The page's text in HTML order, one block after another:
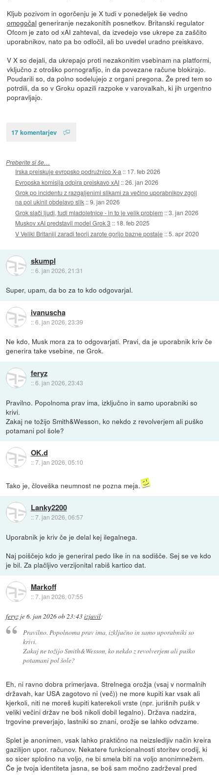
Kljub pozivom in ogorčenju je X tudi v ponedeljek še vedno
omogočal generiranje nezakonitih posnetkov. Britanski regulator
Ofcom je zato od xAI zahteval, da izvedejo vse ukrepe za zaščito
uporabnikov, nato pa bo odločil, ali bo uvedel uradno preiskavo.
V X so dejali, da ukrepajo proti nezakonitim vsebinam na platformi,
vključno z otroško pornografijo, in da povezane račune blokirajo.
Poudarili so, da polno sodelujejo z organi pregona. Že pred tem so
potrdili, da so v Groku opazili razpoke v varovalkah, ki jih urgentno
popravljajo.
17 komentarjev
Preberite si še…
Irska preiskuje evropsko podružnico X-a :: 17. feb 2026
Evropska komisija odpira preiskavo xAI ::26. jan 2026
Grok po incidentu z razgaljenimi slikami za večino uporabnikov zgolj
na pol ukinil obdelavo slik ::9. jan 2026
Grok slači ljudi, tudi mladoletnice - in to je velik problem ::3. jan 2026
Muskov xAI predstavil model Grok 3 :: 18. feb 2025
V Veliki Britaniji zaradi teorij zarote gorijo bazne postaje ::5. apr 2020
skumpl
::6. jan 2026, 21:31
Super, upam, da bo za to kdo odgovarjal.
ivanuscha
::6. jan 2026, 23:39
Ne kdo, Musk mora za to odgovarjati. Pravi, da je uporabnik kriv če
generira take vsebine, ne Grok.
feryz
::6. jan 2026, 23:43
Pravilno. Popolnoma prav ima, izključno in samo uporabniki so
krivi.
Zakaj ne tožijo Smith&Wesson, ko nekdo z revolverjem ali puško
potamani pol šole?
OK.d
::7. jan 2026, 05:10
Tako je, človeška neumnost ne pozna meja.
Lanky2200
::7. jan 2026, 06:57
Uporabnik je kriv če je delal kej ilegalnega.
Naj poiščejo kdo je generiral pedo like in na sodišče. Sej se ve kdo
je bil. Za plačljivo verzijonital rabiš kartico dat.
Markoff
::7. jan 2026, 07:55
feryz je6. jan 2026 ob 23:43izjavil:
Pravilno. Popolnoma prav ima, izključno in samo uporabniki so
krivi.
Zakaj ne tožijo Smith&Wesson, ko nekdo z revolverjem ali puško
potamani pol šole?
Eh, ni ravno dobra primerjava. Strelnega orožja (vsaj v normalnih
državah, kar USA zagotovo ni (več)) ne more kupiti kar vsak ali
kjerkoli, niti ne moreš kupiti katerekoli vrste (npr. jurišnih pušk v
veliki večini držav ne boš nikoli dobil legalno). Država nadzira,
trgovine preverjajo, lastniki so znani, orožje se lahko odvzame.
Splet je anonimen, vsak lahko praktično na neizsledljiv način kreira
gazilijon upor. računov. Nekatere funkcionalnosti storitev orodij, ki
so sicer splošno na voljo, ne bi smela biti na voljo anonimnežem.
Če je tvoja identiteta jasna, se boš sam močno zadrževal pred